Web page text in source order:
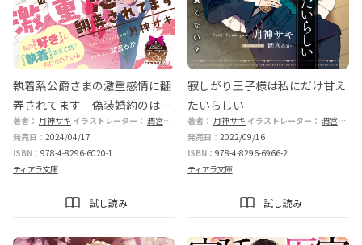
執着系公爵さまの激重感情に翻
弄されてます 偽装婚約のはず
が、なんで本気で溺愛してくる
んですか!?
著者： 月神サキ イラストレーター： 潤宮るか
発売日： 2024/04/17
ISBN： 978-4-8296-6020-1
ティアラ文庫
試し読み
寂しがり王子様は私にだけ甘え
たいらしい
著者： 月神サキ イラストレーター： 潤宮るか
発売日： 2022/09/16
ISBN： 978-4-8296-6966-2
ティアラ文庫
試し読み